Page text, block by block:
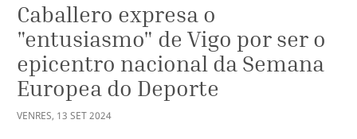
Caballero expresa o
"entusiasmo" de Vigo por ser o
epicentro nacional da Semana
Europea do Deporte
VENRES, 13 SET2024